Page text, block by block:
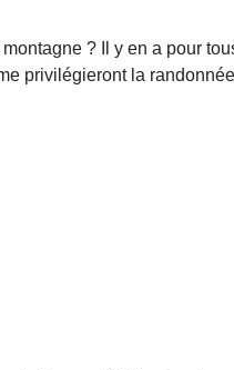
? Il y en a pour
privilégieront la